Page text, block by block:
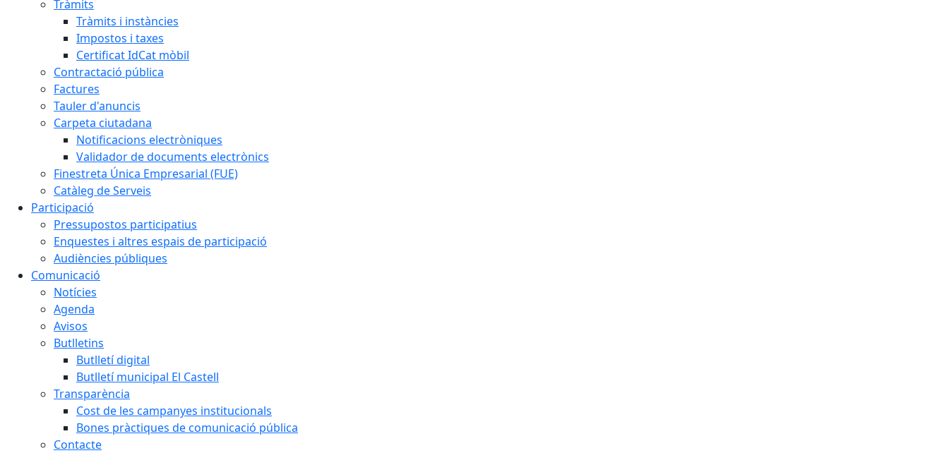
Tràmits
Tràmits i instàncies
Impostos i taxes
Certificat IdCat mòbil
Contractació pública
Factures
Tauler d'anuncis
Carpeta ciutadana
Notificacions electròniques
Validador de documents electrònics
Finestreta Única Empresarial (FUE)
Catàleg de Serveis
Participació
Pressupostos participatius
Enquestes i altres espais de participació
Audiències públiques
Comunicació
Notícies
Agenda
Avisos
Butlletins
Butlletí digital
Butlletí municipal El Castell
Transparència
Cost de les campanyes institucionals
Bones pràctiques de comunicació pública
Contacte